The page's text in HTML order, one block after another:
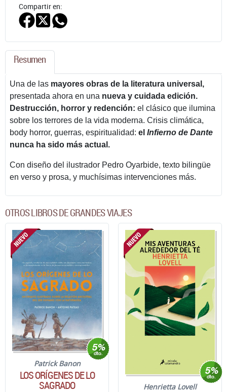
Compartir en:
Resumen
Una de las mayores obras de la literatura universal,
presentada ahora en una nueva y cuidada edición.
Destrucción, horror y redención: el clásico que ilumina
sobre los terrores de la vida moderna. Crisis climática,
body horror, guerras, espiritualidad: el Infierno de Dante
nunca ha sido más actual.
Con diseño del ilustrador Pedro Oyarbide, texto bilingüe
en verso y prosa, y muchísimas intervenciones más.
OTROS LIBROS DE GRANDES VIAJES
Patrick Banon
LOS ORÍGENES DE LO
SAGRADO Henrietta Lovell